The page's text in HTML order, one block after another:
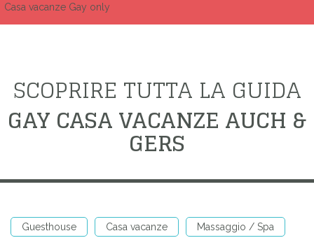
Casa vacanze Gay only
SCOPRIRE TUTTA LA GUIDA
GAY CASA VACANZE AUCH &
GERS
Guesthouse Casa vacanze Massaggio / Spa